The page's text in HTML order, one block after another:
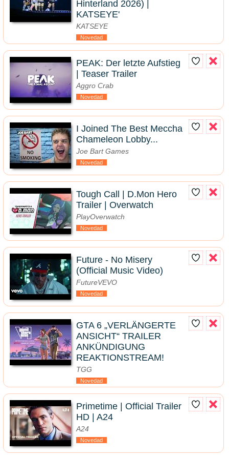
Hinterland 2026) |
KATSEYE'
KATSEYE
Novedad
PEAK: Der letzte Aufstieg
| Teaser Trailer
Aggro Crab
Novedad
I Joined The Best Meccha
Chameleon Lobby...
Joe Bart Games
Novedad
Tough Call | D.Mon Hero
Trailer | Overwatch
PlayOverwatch
Novedad
Future - No Misery
(Official Music Video)
FutureVEVO
Novedad
GTA 6 „VERLÄNGERTE
ANSICHT“ TRAILER
ANKÜNDIGUNG
REAKTIONSTREAM!
TGG
Novedad
Primetime | Official Trailer
HD | A24
A24
Novedad